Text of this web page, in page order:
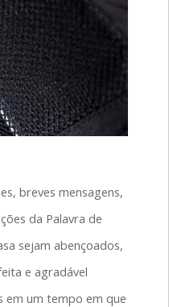
breves mensagens,
da Palavra de
sejam abençoados,
e agradável
em um tempo em que